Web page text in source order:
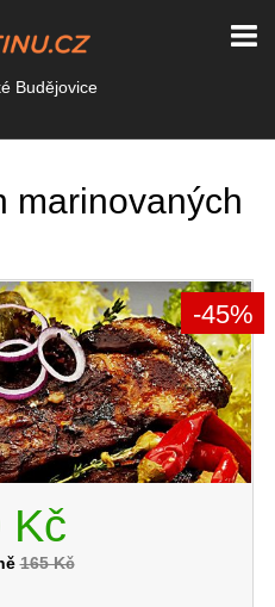
Budějovice
marinovaných
-45%
Kč
165 Kč